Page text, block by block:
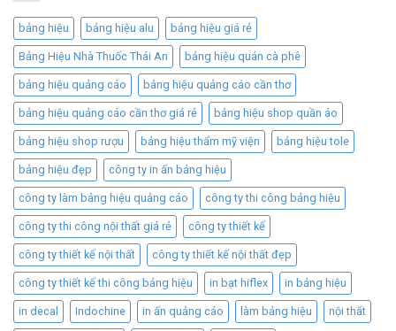
bảng hiệu bảng hiệu alu bảng hiệu giá rẻ
Bảng Hiệu Nhà Thuốc Thái An bảng hiệu quán cà phê
bảng hiệu quảng cáo bảng hiệu quảng cáo cần thơ
bảng hiệu quảng cáo cần thơ giá rẻ bảng hiệu shop quần áo
bảng hiệu shop rượu bảng hiệu thẩm mỹ viện bảng hiệu tole
bảng hiệu đẹp công ty in ấn bảng hiệu
công ty làm bảng hiệu quảng cáo công ty thi công bảng hiệu
công ty thi công nội thất giá rẻ công ty thiết kế
công ty thiết kế nội thất công ty thiết kế nội thất đẹp
công ty thiết kế thi công bảng hiệu in bạt hiflex in bảng hiệu
in decal Indochine in ấn quảng cáo làm bảng hiệu nội thất